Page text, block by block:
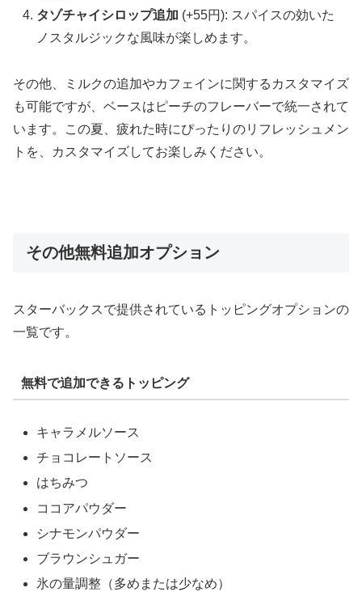
タゾチャイシロップ追加 (+55円): スパイスの効いた
ノスタルジックな風味が楽しめます。
その他、ミルクの追加やカフェインに関するカスタマイズ
も可能ですが、ベースはピーチのフレーバーで統一されて
います。この夏、疲れた時にぴったりのリフレッシュメン
トを、カスタマイズしてお楽しみください。
その他無料追加オプション
スターバックスで提供されているトッピングオプションの
一覧です。
無料で追加できるトッピング
キャラメルソース
チョコレートソース
はちみつ
ココアパウダー
シナモンパウダー
ブラウンシュガー
氷の量調整（多めまたは少なめ）